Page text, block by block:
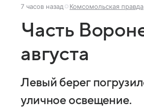
7 часов назад Комсомольская правда
Часть
августа
Левый берег
уличное освещение.